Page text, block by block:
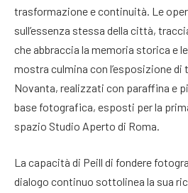
trasformazione e continuità. Le
sull’essenza stessa della città,
che abbraccia la memoria storica e
mostra culmina con l’esposizione di
Novanta, realizzati con paraffina e
base fotografica, esposti per la
spazio Studio Aperto di Roma.
La capacità di Peill di fondere
dialogo continuo sottolinea la sua